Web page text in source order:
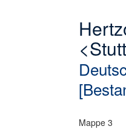
Mappe 3